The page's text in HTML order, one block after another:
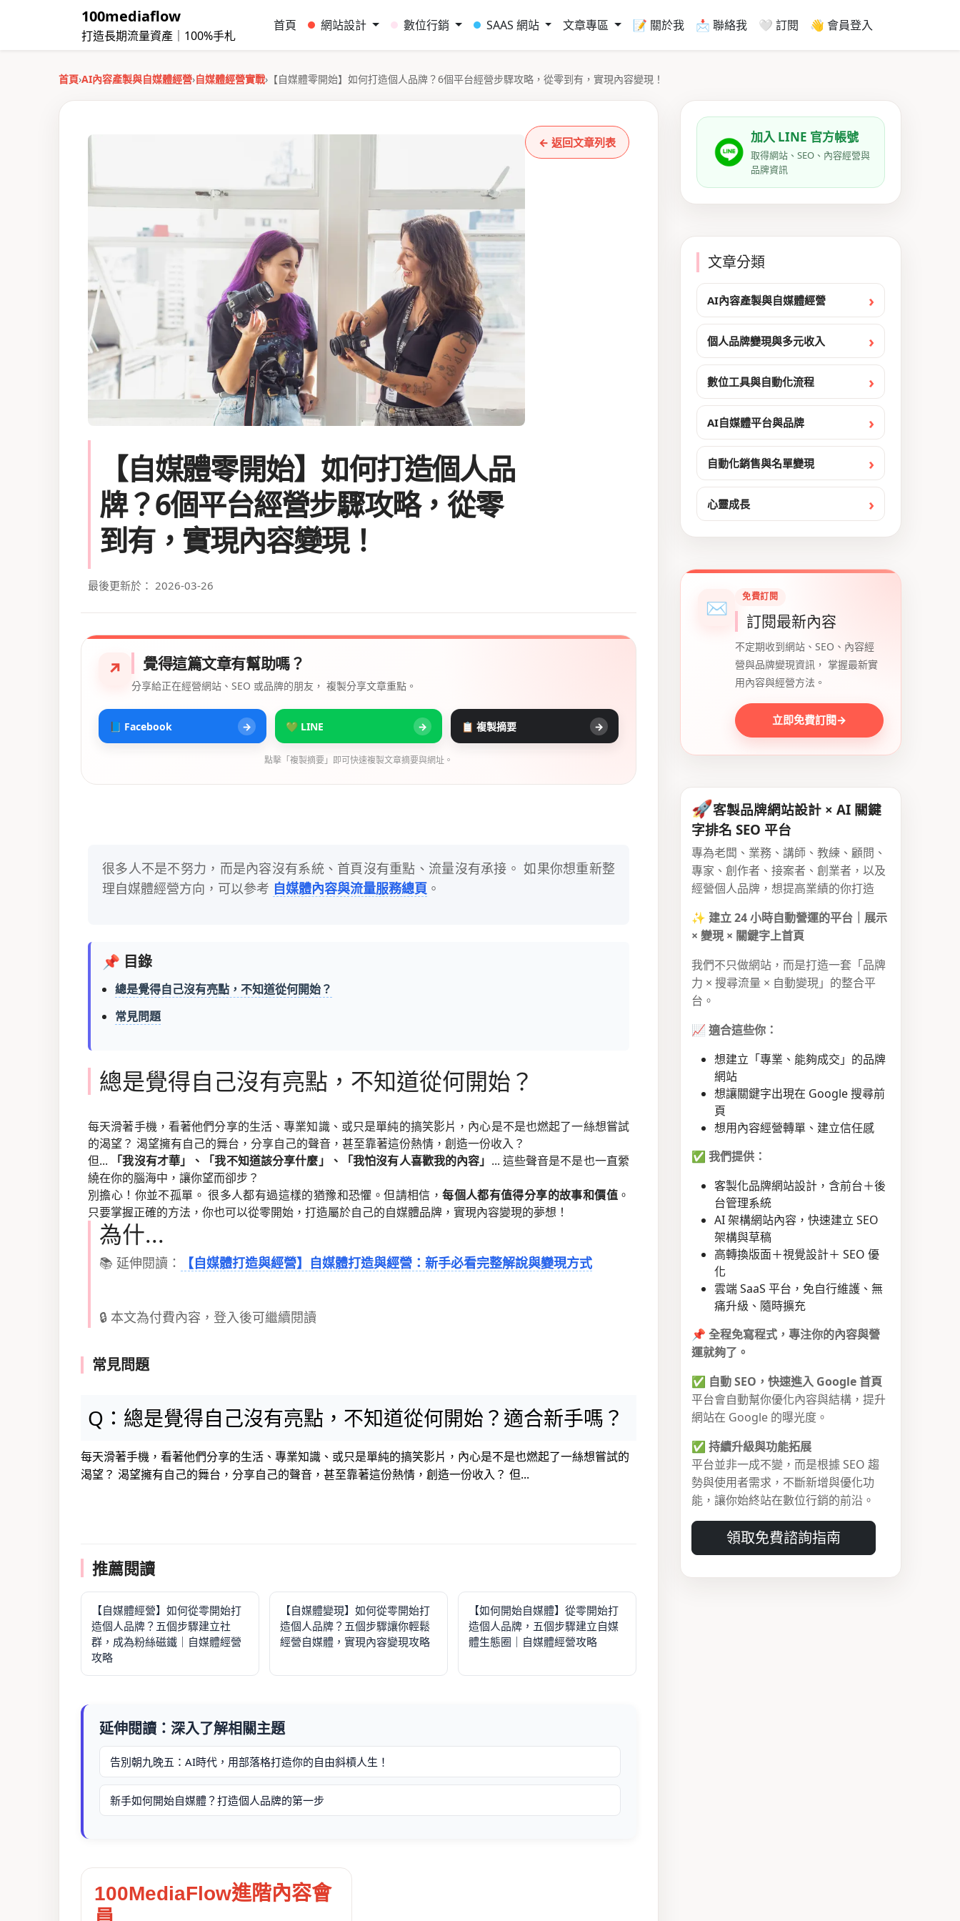
100mediaflow
打造長期流量資產｜100%手札
首頁 網站設計 數位行銷 SAAS 網站 文章專區 📝 關於我 📩 聯絡我 🤍 訂閱 👋 會員登入
首頁›AI內容產製與自媒體經營›自媒體經營實戰› 【自媒體零開始】如何打造個人品牌？6個平台經營步驟攻略，從零到有，實現內容變現！
【自媒體零開始】如何打造個人品
牌？6個平台經營步驟攻略，從零
到有，實現內容變現！
最後更新於： 2026-03-26
← 返回文章列表
↗ 覺得這篇文章有幫助嗎？
分享給正在經營網站、SEO 或品牌的朋友， 複製分享文章重點。
📘 Facebook → 💚 LINE → 📋 複製摘要 →
點擊「複製摘要」即可快速複製文章摘要與網址。
很多人不是不努力，而是內容沒有系統、首頁沒有重點、流量沒有承接。 如果你想重新整
理自媒體經營方向，可以參考 自媒體內容與流量服務總頁 。
📌 目錄
總是覺得自己沒有亮點，不知道從何開始？
常見問題
總是覺得自己沒有亮點，不知道從何開始？
每天滑著手機，看著他們分享的生活、專業知識、或只是單純的搞笑影片，內心是不是也燃起了一絲想嘗試
的渴望？ 渴望擁有自己的舞台，分享自己的聲音，甚至靠著這份熱情，創造一份收入？
但...
「我沒有才華」、「我不知道該分享什麼」、「我怕沒有人喜歡我的內容」 ... 這些聲音是不是也一直縈
繞在你的腦海中，讓你望而卻步？
別擔心！你並不孤單。 很多人都有過這樣的猶豫和恐懼。但請相信，每個人都有值得分享的故事和價值 。
只要掌握正確的方法，你也可以從零開始，打造屬於自己的自媒體品牌，實現內容變現的夢想！
為什...
📚 延伸閱讀： 【自媒體打造與經營】自媒體打造與經營：新手必看完整解說與變現方式
🔒 本文為付費內容，登入後可繼續閱讀
常見問題
Q：總是覺得自己沒有亮點，不知道從何開始？適合新手嗎？
每天滑著手機，看著他們分享的生活、專業知識、或只是單純的搞笑影片，內心是不是也燃起了一絲想嘗試的
渴望？ 渴望擁有自己的舞台，分享自己的聲音，甚至靠著這份熱情，創造一份收入？ 但...
推薦閱讀
【自媒體經營】如何從零開始打
造個人品牌？五個步驟建立社
群，成為粉絲磁鐵｜自媒體經營
攻略
【自媒體變現】如何從零開始打
造個人品牌？五個步驟讓你輕鬆
經營自媒體，實現內容變現攻略
【如何開始自媒體】從零開始打
造個人品牌，五個步驟建立自媒
體生態圈｜自媒體經營攻略
延伸閱讀：深入了解相關主題
告別朝九晚五：AI時代，用部落格打造你的自由斜槓人生！
新手如何開始自媒體？打造個人品牌的第一步
100MediaFlow進階內容會
加入 LINE 官方帳號
取得網站、SEO、內容經營與
品牌資訊
文章分類
AI內容產製與自媒體經營
個人品牌變現與多元收入
數位工具與自動化流程
AI自媒體平台與品牌
自動化銷售與名單變現
心靈成長
✉ 免費訂閱
訂閱最新內容
不定期收到網站、SEO、內容經
營與品牌變現資訊， 掌握最新實
用內容與經營方法。
立即免費訂閱→
🚀客製品牌網站設計 × AI 關鍵
字排名 SEO 平台
專為老闆、業務、講師、教練、顧問、
專家、創作者、接案者、創業者，以及
經營個人品牌，想提高業績的你打造
✨ 建立 24 小時自動營運的平台｜展示
× 變現 × 關鍵字上首頁
我們不只做網站，而是打造一套「品牌
力 × 搜尋流量 × 自動變現」的整合平
台。
📈 適合這些你：
想建立「專業、能夠成交」的品牌
網站
想讓關鍵字出現在 Google 搜尋前
頁
想用內容經營轉單、建立信任感
✅ 我們提供：
客製化品牌網站設計，含前台＋後
台管理系統
AI 架構網站內容，快速建立 SEO
架構與草稿
高轉換版面＋視覺設計＋ SEO 優
化
雲端 SaaS 平台，免自行維護、無
痛升級、隨時擴充
📌 全程免寫程式，專注你的內容與營
運就夠了。
✅ 自動 SEO，快速進入 Google 首頁
平台會自動幫你優化內容與結構，提升
網站在 Google 的曝光度。
✅ 持續升級與功能拓展
平台並非一成不變，而是根據 SEO 趨
勢與使用者需求，不斷新增與優化功
能，讓你始終站在數位行銷的前沿。
領取免費諮詢指南